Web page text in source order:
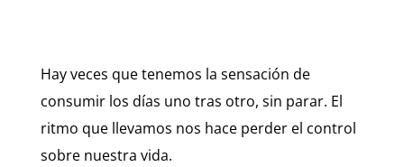
Hay veces que tenemos la sensación de
consumir los días uno tras otro, sin parar. El
ritmo que llevamos nos hace perder el control
sobre nuestra vida.